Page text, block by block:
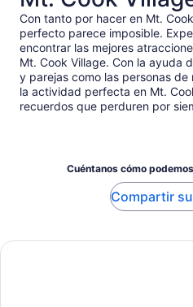
Con tanto por hacer en Mt.
perfecto parece imposible.
encontrar las mejores
Mt. Cook Village. Con la ayuda
y parejas como las personas
la actividad perfecta en Mt.
recuerdos que perduren por
Cuéntanos cómo
Compartir